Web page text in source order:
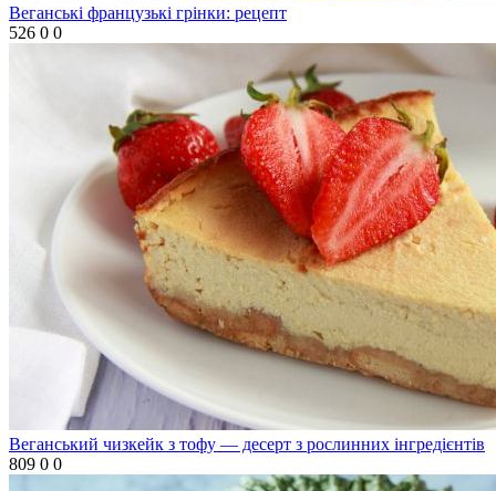
Веганські французькі грінки: рецепт
526 0 0
Веганський чизкейк з тофу — десерт з рослинних інгредієнтів
809 0 0